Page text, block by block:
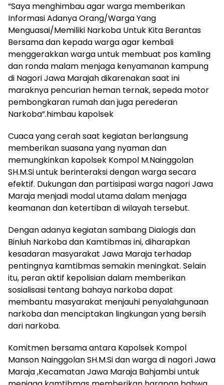
“Saya menghimbau agar warga memberikan
Informasi Adanya Orang/Warga Yang
Menguasai/Memiliki Narkoba Untuk Kita Berantas
Bersama dan kepada warga agar kembali
menggerakkan warga untuk membuat pos kamling
dan ronda malam menjaga kenyamanan kampung
di Nagori Jawa Marajah dikarenakan saat ini
maraknya pencurian heman ternak, sepeda motor
pembongkaran rumah dan juga perederan
Narkoba”.himbau kapolsek
Cuaca yang cerah saat kegiatan berlangsung
memberikan suasana yang nyaman dan
memungkinkan kapolsek Kompol M.Nainggolan
SH.M.Si untuk berinteraksi dengan warga secara
efektif. Dukungan dan partisipasi warga nagori Jawa
Maraja menjadi modal utama dalam menjaga
keamanan dan ketertiban di wilayah tersebut.
Dengan adanya kegiatan sambang Dialogis dan
Binluh Narkoba dan Kamtibmas ini, diharapkan
kesadaran masyarakat Jawa Maraja terhadap
pentingnya kamtibmas semakin meningkat. Selain
itu, peran aktif kepolisian dalam memberikan
sosialisasi tentang bahaya narkoba dapat
membantu masyarakat menjauhi penyalahgunaan
narkoba dan menciptakan lingkungan yang bersih
dari narkoba.
Komitmen bersama antara Kapolsek Kompol
Manson Nainggolan SH.M.Si dan warga di nagori Jawa
Maraja ,Kecamatan Jawa Maraja Bahjambi untuk